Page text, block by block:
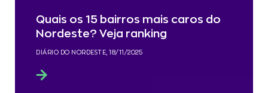
Quais os 15 bairros mais caros do
Nordeste? Veja ranking
DIÁRIO DO NORDESTE, 18/11/2025